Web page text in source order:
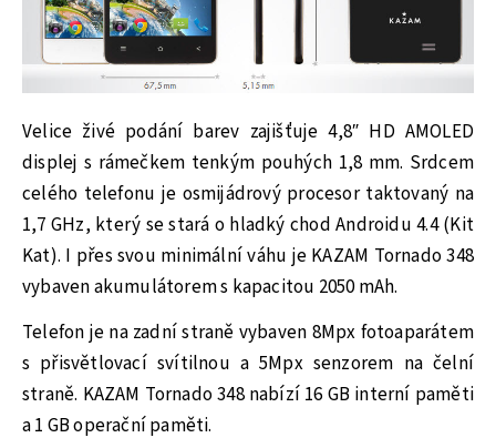
Velice živé podání barev zajišťuje 4,8″ HD AMOLED
displej s rámečkem tenkým pouhých 1,8 mm. Srdcem
celého telefonu je osmijádrový procesor taktovaný na
1,7 GHz, který se stará o hladký chod Androidu 4.4 (Kit
Kat). I přes svou minimální váhu je KAZAM Tornado 348
vybaven akumulátorem s kapacitou 2050 mAh.
Telefon je na zadní straně vybaven 8Mpx fotoaparátem
s přisvětlovací svítilnou a 5Mpx senzorem na čelní
straně. KAZAM Tornado 348 nabízí 16 GB interní paměti
a 1 GB operační paměti.